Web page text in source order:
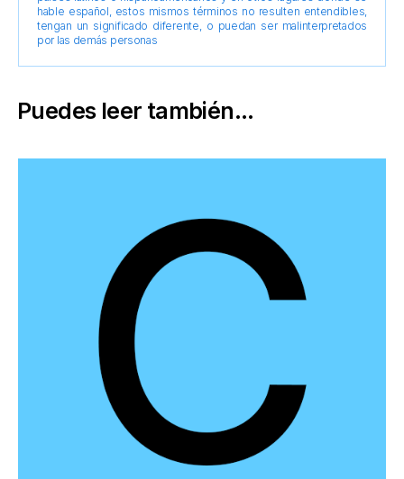
hable español, estos mismos términos no resulten entendibles,
tengan un significado diferente, o puedan ser malinterpretados
por las demás personas
Puedes leer también...